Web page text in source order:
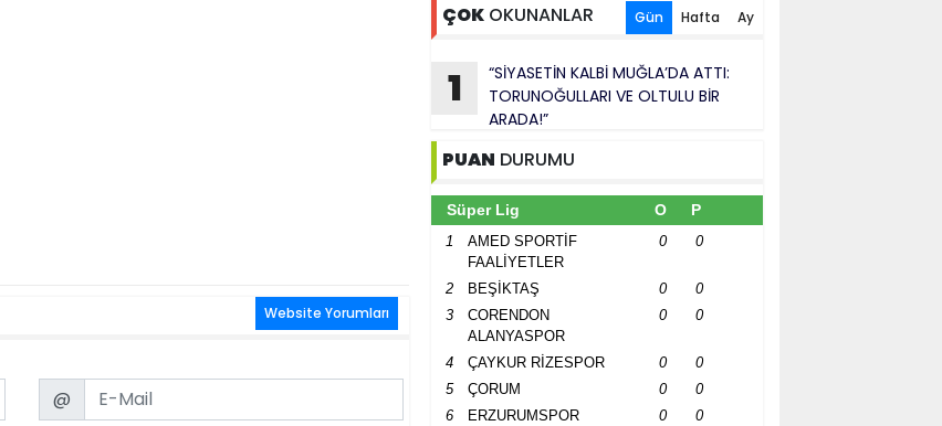
Website Yorumları
Email
@
ÇOK OKUNANLAR Gün Hafta Ay
1
“SİYASETİN KALBİ MUĞLA’DA ATTI:
TORUNOĞULLARI VE OLTULU BİR
ARADA!”
PUAN DURUMU
Süper Lig O P
1
AMED SPORTİF
FAALİYETLER
0 0
2 BEŞİKTAŞ 0
0
3
CORENDON
ALANYASPOR
0 0
4 ÇAYKUR RİZESPOR 0
0
5
ÇORUM 0
0
6
ERZURUMSPOR 0
0